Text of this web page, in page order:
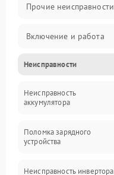
Прочие неисправности
Включение и работа
Работа с нагрузкой
Звук и индикация
Неисправности
Неисправность
аккумулятора
Поломка зарядного
устройства
Неисправность инвертора